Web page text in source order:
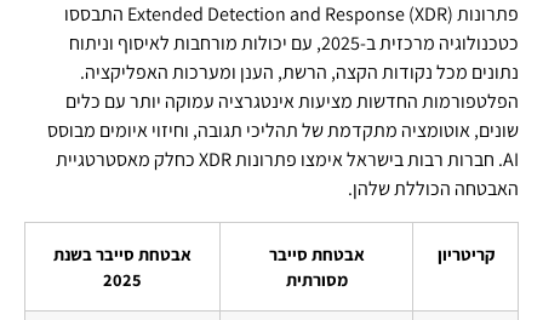
פתרונות Extended Detection and Response (XDR) התבססו
כטכנולוגיה מרכזית ב-2025, עם יכולות מורחבות לאיסוף וניתוח
נתונים מכל נקודות הקצה, הרשת, הענן ומערכות האפליקציה.
הפלטפורמות החדשות מציעות אינטגרציה עמוקה יותר עם כלים
שונים, אוטומציה מתקדמת של תהליכי תגובה, וחיזוי איומים מבוסס
AI. חברות רבות בישראל אימצו פתרונות XDR כחלק מאסטרטגיית
האבטחה הכוללת שלהן.
קריטריון
אבטחת סייבר
מסורתית
אבטחת סייבר בשנת
2025